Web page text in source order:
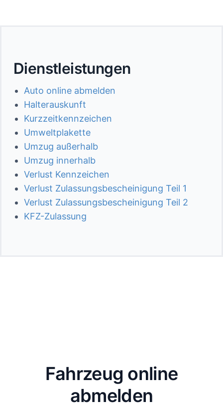
Dienstleistungen
Auto online abmelden
Halterauskunft
Kurzzeitkennzeichen
Umweltplakette
Umzug außerhalb
Umzug innerhalb
Verlust Kennzeichen
Verlust Zulassungsbescheinigung Teil 1
Verlust Zulassungsbescheinigung Teil 2
KFZ-Zulassung
Fahrzeug online
abmelden